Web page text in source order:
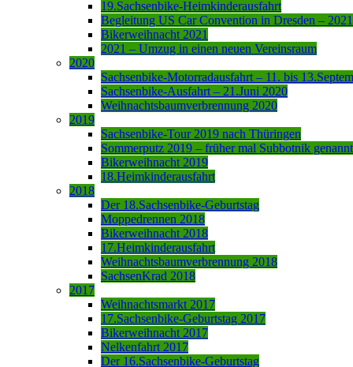
19.Sachsenbike-Heimkinderausfahrt
Begleitung US Car Convention in Dresden – 2021
Bikerweihnacht 2021
2021 – Umzug in einen neuen Vereinsraum
2020
Sachsenbike-Motorradausfahrt – 11. bis
Sachsenbike-Ausfahrt – 21.Juni 2020
Weihnachtsbaumverbrennung 2020
2019
Sachsenbike-Tour 2019 nach Thüringen
Sommerputz 2019 – früher mal Subbotnik genannt
Bikerweihnacht 2019
18.Heimkinderausfahrt
2018
Der 18.Sachsenbike-Geburtstag
Moppedrennen 2018
Bikerweihnacht 2018
17.Heimkinderausfahrt
Weihnachtsbaumverbrennung 2018
SachsenKrad 2018
2017
Weihnachtsmarkt 2017
17.Sachsenbike-Geburtstag 2017
Bikerweihnacht 2017
Nelkenfahrt 2017
Der 16.Sachsenbike-Geburtstag